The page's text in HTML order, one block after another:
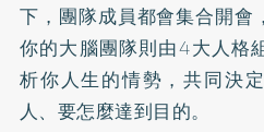
下，團隊成員都會集合開會
你的大腦團隊則由4大人格
析你人生的情勢，共同決
人、要怎麼達到目的。